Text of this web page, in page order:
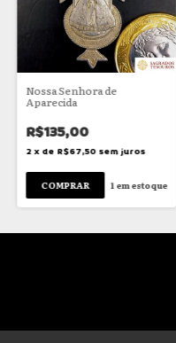
Nossa Senhora de
Aparecida
R$135,00
2 x de R$67,50 sem juros
1 em estoque